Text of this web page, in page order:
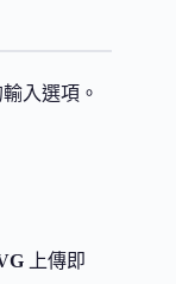
入選項。
上傳即